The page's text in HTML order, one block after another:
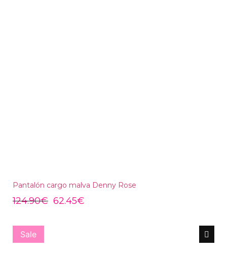
Pantalón cargo malva Denny Rose
124.90€ 62.45€
Sale